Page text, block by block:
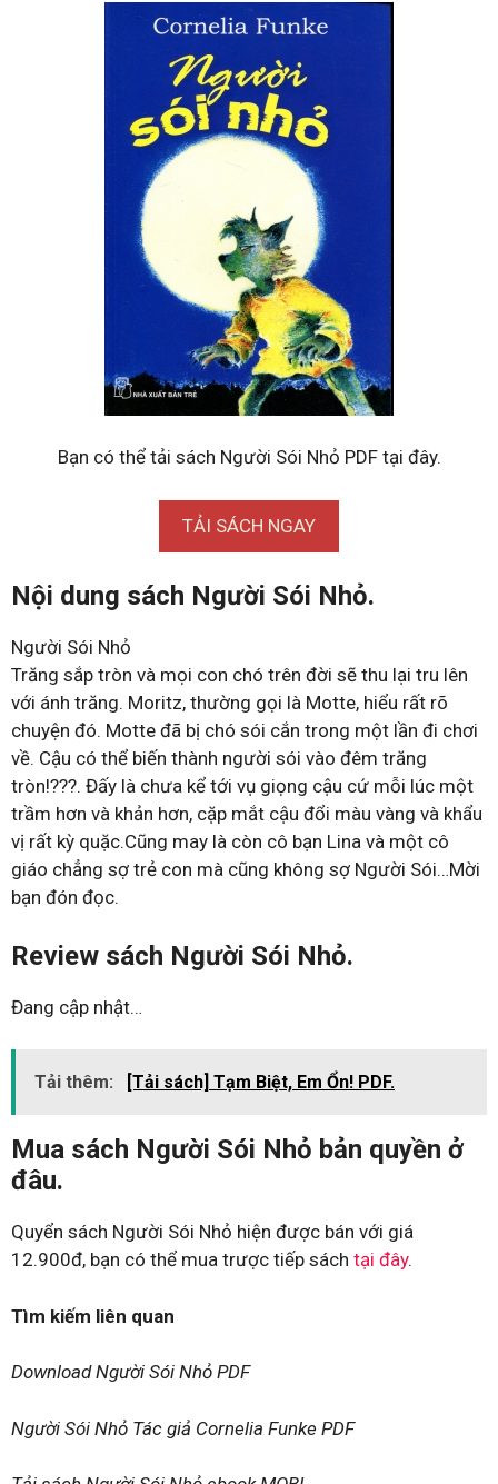
Bạn có thể tải sách Người Sói Nhỏ PDF tại đây.
TẢI SÁCH NGAY
Nội dung sách Người Sói Nhỏ.
Người Sói Nhỏ
Trăng sắp tròn và mọi con chó trên đời sẽ thu lại tru lên
với ánh trăng. Moritz, thường gọi là Motte, hiểu rất rõ
chuyện đó. Motte đã bị chó sói cắn trong một lần đi chơi
về. Cậu có thể biến thành người sói vào đêm trăng
tròn!???. Đấy là chưa kể tới vụ giọng cậu cứ mỗi lúc một
trầm hơn và khản hơn, cặp mắt cậu đổi màu vàng và khẩu
vị rất kỳ quặc.Cũng may là còn cô bạn Lina và một cô
giáo chẳng sợ trẻ con mà cũng không sợ Người Sói…Mời
bạn đón đọc.
Review sách Người Sói Nhỏ.
Đang cập nhật…
Tải thêm: [Tải sách] Tạm Biệt, Em Ổn! PDF.
Mua sách Người Sói Nhỏ bản quyền ở
đâu.
Quyển sách Người Sói Nhỏ hiện được bán với giá
12.900đ, bạn có thể mua trược tiếp sách tại đây.
Tìm kiếm liên quan
Download Người Sói Nhỏ PDF
Người Sói Nhỏ Tác giả Cornelia Funke PDF